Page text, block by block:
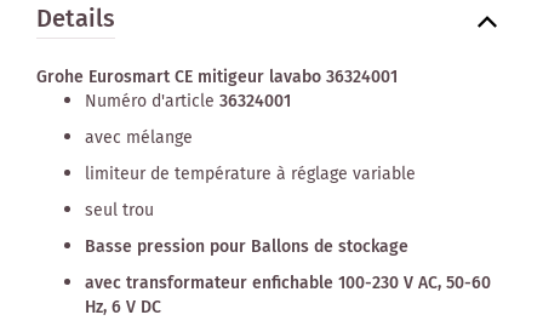
Details
Grohe Eurosmart CE mitigeur lavabo 36324001
Numéro d'article 36324001
avec mélange
limiteur de température à réglage variable
seul trou
Basse pression pour Ballons de stockage
avec transformateur enfichable 100-230 V AC, 50-60
Hz, 6 V DC